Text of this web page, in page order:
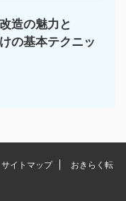
造の魅力と
の基本テクニッ
サイトマップ
おきらく転